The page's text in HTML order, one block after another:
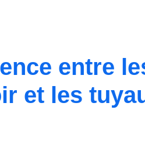
entre
et les